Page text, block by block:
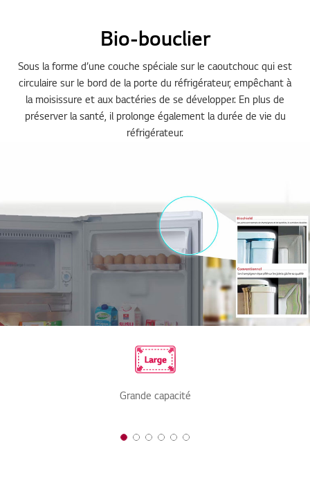
Bio-bouclier
Sous la forme d’une couche spéciale sur le caoutchouc qui est
circulaire sur le bord de la porte du réfrigérateur, empêchant à
la moisissure et aux bactéries de se développer. En plus de
préserver la santé, il prolonge également la durée de vie du
réfrigérateur.
Grande capacité
5 of 66 of 6